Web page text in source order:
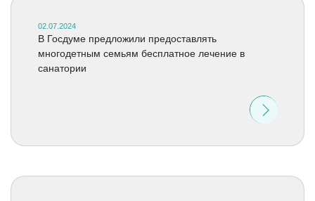
02.07.2024
В Госдуме предложили предоставлять
многодетным семьям бесплатное лечение в
санатории